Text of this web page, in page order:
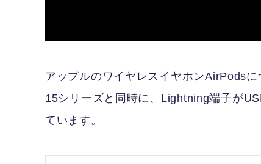
アップルのワイヤレスイヤホンAirPods
15シリーズと同時に、Lightning端子が
ています。